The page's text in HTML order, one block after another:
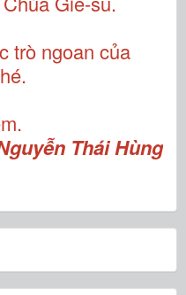
trò ngoan của
Thái Hùng